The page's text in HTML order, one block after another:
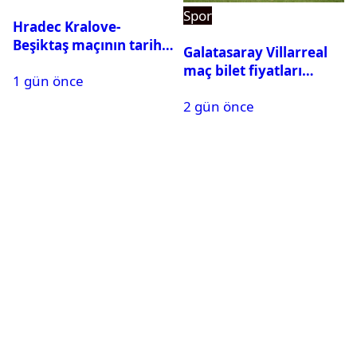
Hradec Kralove-
Beşiktaş maçının tarihi
1 gün önce
Spor
Galatasaray Villarreal
maç bilet fiyatları
2 gün önce